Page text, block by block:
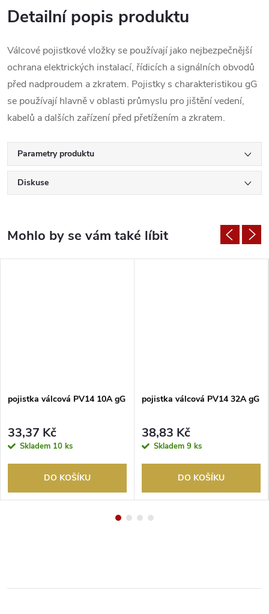
Detailní popis produktu
Válcové pojistkové vložky se používají jako nejbezpečnější
ochrana elektrických instalací, řídicích a signálních obvodů
před nadproudem a zkratem. Pojistky s charakteristikou gG
se používají hlavně v oblasti průmyslu pro jištění vedení,
kabelů a dalších zařízení před přetížením a zkratem.
Parametry produktu
Diskuse
pojistka válcová PV14 10A gG
33,37 Kč
Skladem 10 ks
DO KOŠÍKU
pojistka válcová PV14 32A gG
38,83 Kč
Skladem 9 ks
DO KOŠÍKU